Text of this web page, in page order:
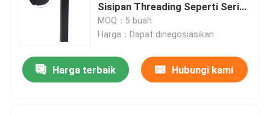
Sisipan Threading Seperti Seri
TTX32
MOQ：5 buah
Harga：Dapat dinegosiasikan
Harga terbaik Hubungi kami